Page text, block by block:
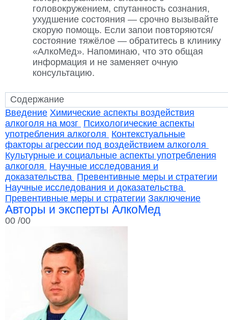
головокружением, спутанность сознания,
ухудшение состояния — срочно вызывайте
скорую помощь. Если запои повторяются/
состояние тяжёлое — обратитесь в клинику
«АлкоМед». Напоминаю, что это общая
информация и не заменяет очную
консультацию.
Введение Химические аспекты воздействия
алкоголя на мозг Психологические аспекты
употребления алкоголя Контекстуальные
факторы агрессии под воздействием алкоголя
Культурные и социальные аспекты употребления
алкоголя Научные исследования и
доказательства Превентивные меры и стратегии
Научные исследования и доказательства
Превентивные меры и стратегии Заключение
Авторы и эксперты АлкоМед
00 /00